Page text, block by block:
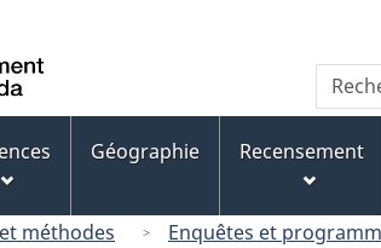
au
des
au
« À
propos
de
ce
version
HTML
Canada
dans
Canada
Géographie Recensement
méthodes Enquêtes et